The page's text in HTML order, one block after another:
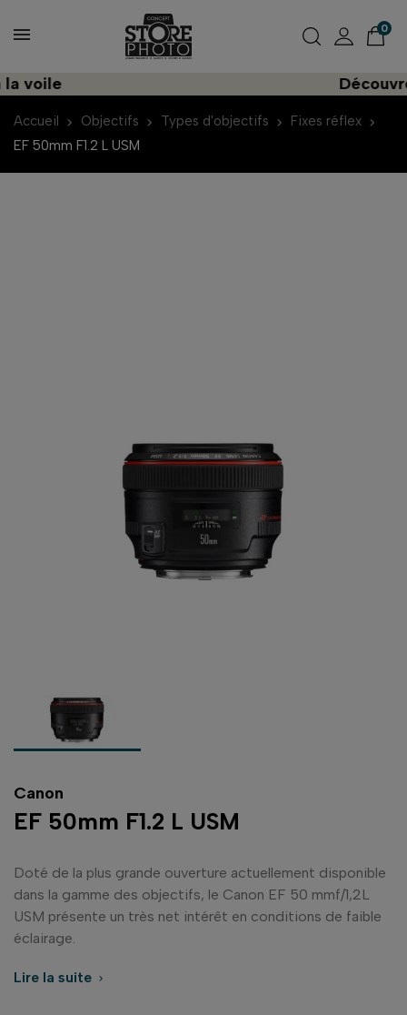
0
Découvrez
Accueil Objectifs Types d'objectifs
Fixes réflex
EF 50mm F1.2 L USM
Canon
EF 50mm F1.2 L USM
Doté de la plus grande ouverture actuellement disponible
dans la gamme des objectifs, le Canon EF 50 mmf/1,2L
USM présente un très net intérêt en conditions de faible
éclairage.
Lire la suite 